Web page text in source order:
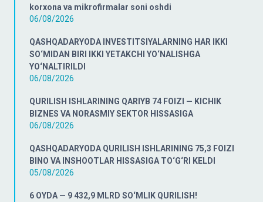
korxona va mikrofirmalar soni oshdi
06/08/2026
QASHQADARYODA INVESTITSIYALARNING HAR IKKI
SO‘MIDAN BIRI IKKI YETAKCHI YO‘NALISHGA
YO‘NALTIRILDI
06/08/2026
QURILISH ISHLARINING QARIYB 74 FOIZI — KICHIK
BIZNES VA NORASMIY SEKTOR HISSASIGA
06/08/2026
QASHQADARYODA QURILISH ISHLARINING 75,3 FOIZI
BINO VA INSHOOTLAR HISSASIGA TO‘G‘RI KELDI
05/08/2026
6 OYDA — 9 432,9 MLRD SO‘MLIK QURILISH!